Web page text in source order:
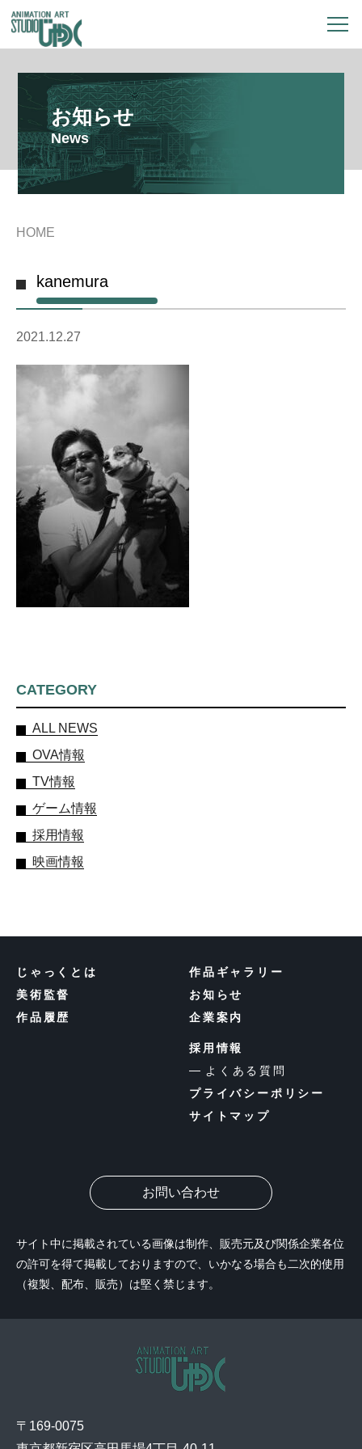
お知らせ
News
HOME
kanemura
2021.12.27
CATEGORY
ALL NEWS
OVA情報
TV情報
ゲーム情報
採用情報
映画情報
〒169-0075
じゃっくとは
美術監督
作品履歴
作品ギャラリー
お知らせ
企業案内
採用情報
よくある質問
プライバシーポリシー
サイトマップ
お問い合わせ
サイト中に掲載されている画像は制作、販売元及び関係企業各位
の許可を得て掲載しておりますので、いかなる場合も二次的使用
（複製、配布、販売）は堅く禁じます。